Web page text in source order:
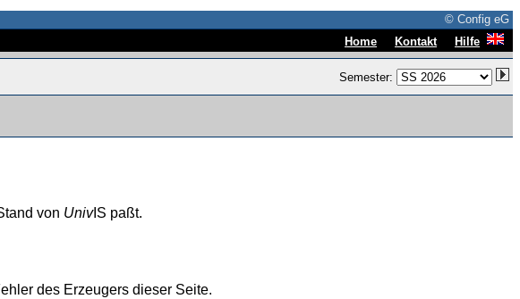
© Config eG
Home Kontakt Hilfe
Semester:
von UnivIS paßt.
des Erzeugers dieser Seite.